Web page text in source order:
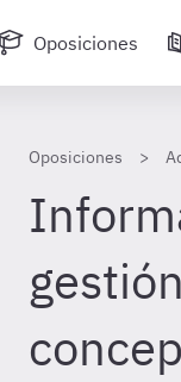
Oposiciones
Oposiciones